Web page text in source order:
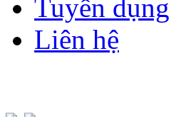
Tuyển dụng
Liên hệ